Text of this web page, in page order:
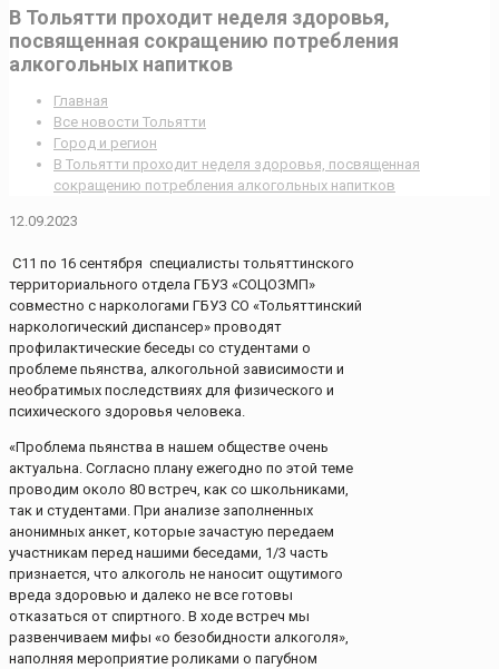
В Тольятти проходит неделя здоровья,
посвященная сокращению потребления
алкогольных напитков
Главная
Все новости Тольятти
Город и регион
В Тольятти проходит неделя здоровья, посвященная
сокращению потребления алкогольных напитков
12.09.2023
С11 по 16 сентября специалисты тольяттинского
территориального отдела ГБУЗ «СОЦОЗМП»
совместно с наркологами ГБУЗ СО «Тольяттинский
наркологический диспансер» проводят
профилактические беседы со студентами о
проблеме пьянства, алкогольной зависимости и
необратимых последствиях для физического и
психического здоровья человека.
«Проблема пьянства в нашем обществе очень
актуальна. Согласно плану ежегодно по этой теме
проводим около 80 встреч, как со школьниками,
так и студентами. При анализе заполненных
анонимных анкет, которые зачастую передаем
участникам перед нашими беседами, 1/3 часть
признается, что алкоголь не наносит ощутимого
вреда здоровью и далеко не все готовы
отказаться от спиртного. В ходе встреч мы
развенчиваем мифы «о безобидности алкоголя»,
наполняя мероприятие роликами о пагубном